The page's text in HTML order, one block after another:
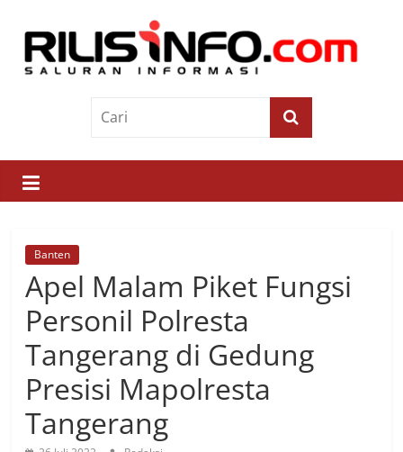
contentRilis
Saluran
Informasi
Banten
Apel Malam Piket Fungsi
Personil Polresta
Tangerang di Gedung
Presisi Mapolresta
Tangerang